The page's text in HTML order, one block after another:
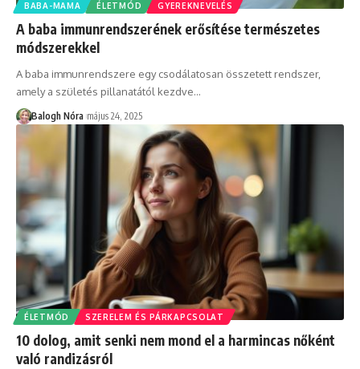
BABA-MAMA ÉLETMÓD GYEREKNEVELÉS
A baba immunrendszerének erősítése természetes
módszerekkel
A baba immunrendszere egy csodálatosan összetett rendszer,
amely a születés pillanatától kezdve…
Balogh Nóra május 24, 2025
ÉLETMÓD SZERELEM ÉS PÁRKAPCSOLAT
10 dolog, amit senki nem mond el a harmincas nőként
való randizásról